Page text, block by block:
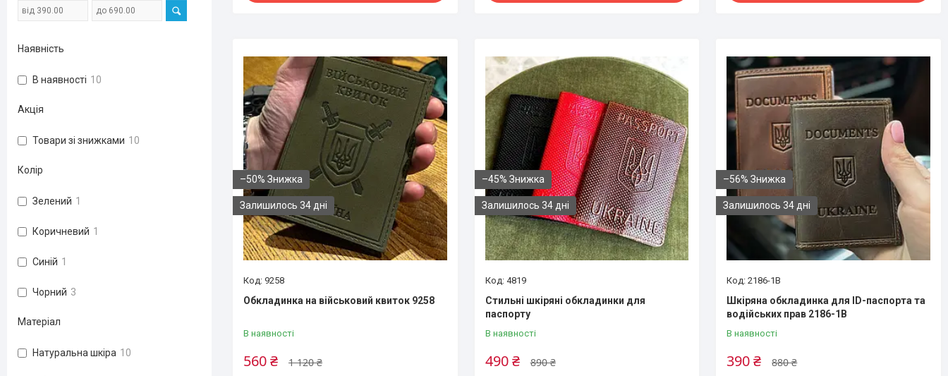
–50%
Залишилось 34 дні
9258
Обкладинка на військовий квиток 9258
В наявності
1 120 ₴
560 ₴
–45%
Залишилось 34 дні
4819
Стильні шкіряні обкладинки для
паспорту
В наявності
890 ₴
490 ₴
–56%
Залишилось 34 дні
2186-1B
Шкіряна обкладинка для ID-паспорта та
водійських прав 2186-1B
В наявності
880 ₴
390 ₴
Наявність
В наявності 10
Акція
Товари зі знижками 10
Колір
Зелений 1
Коричневий 1
Синій 1
Чорний 3
Матеріал
Натуральна шкіра 10